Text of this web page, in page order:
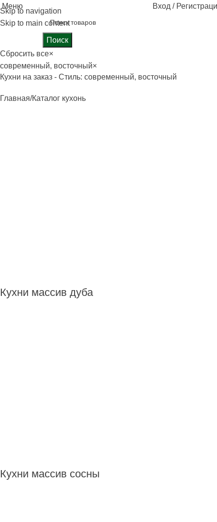
Skip to navigation
Skip to main content
Меню Вход /
Поиск
Сбросить все×
современный, восточный×
Кухни на заказ - Стиль: современный, восточный
Главная Каталог кухонь
Кухни массив дуба
Кухни массив сосны